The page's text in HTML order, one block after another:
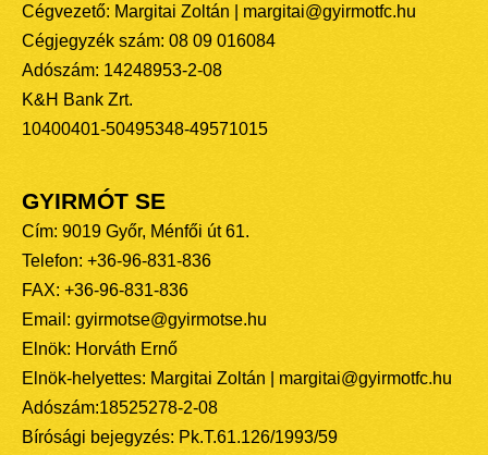
Cégvezető: Margitai Zoltán | margitai@gyirmotfc.hu
Cégjegyzék szám: 08 09 016084
Adószám: 14248953-2-08
K&H Bank Zrt.
10400401-50495348-49571015
GYIRMÓT SE
Cím: 9019 Győr, Ménfői út 61.
Telefon: +36-96-831-836
FAX: +36-96-831-836
Email: gyirmotse@gyirmotse.hu
Elnök: Horváth Ernő
Elnök-helyettes: Margitai Zoltán | margitai@gyirmotfc.hu
Adószám:18525278-2-08
Bírósági bejegyzés: Pk.T.61.126/1993/59